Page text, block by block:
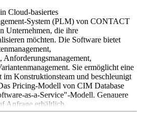
Cloud-basiertes
System (PLM) von CONTACT
Unternehmen, die ihre
möchten. Die Software bietet
Anforderungsmanagement,
Sie ermöglicht eine
im Konstruktionsteam und beschleunigt
Pricing-Modell von CIM Database
as-a-Service"-Modell. Genauere
Anfrage erhältlich.